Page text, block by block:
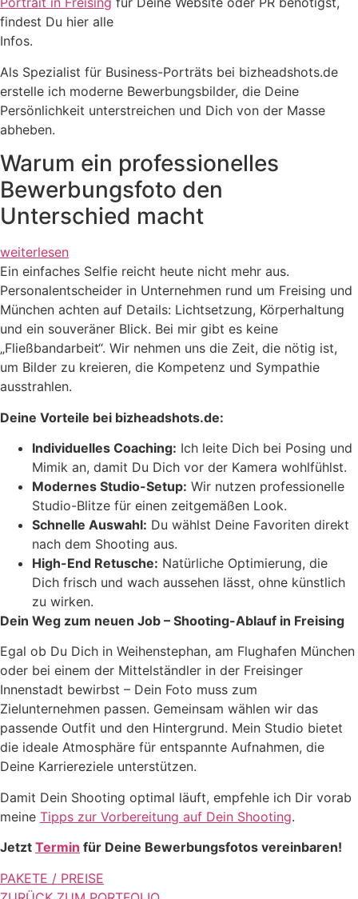
findest Du hier alle
Infos.
Als Spezialist für Business-Porträts bei bizheadshots.de
erstelle ich moderne Bewerbungsbilder, die Deine
Persönlichkeit unterstreichen und Dich von der Masse
abheben.
Warum ein professionelles
Bewerbungsfoto den
Unterschied macht
weiterlesen
Ein einfaches Selfie reicht heute nicht mehr aus.
Personalentscheider in Unternehmen rund um Freising und
München achten auf Details: Lichtsetzung, Körperhaltung
und ein souveräner Blick. Bei mir gibt es keine
„Fließbandarbeit“. Wir nehmen uns die Zeit, die nötig ist,
um Bilder zu kreieren, die Kompetenz und Sympathie
ausstrahlen.
Deine Vorteile bei bizheadshots.de:
Individuelles Coaching: Ich leite Dich bei Posing und
Mimik an, damit Du Dich vor der Kamera wohlfühlst.
Modernes Studio-Setup: Wir nutzen professionelle
Studio-Blitze für einen zeitgemäßen Look.
Schnelle Auswahl: Du wählst Deine Favoriten direkt
nach dem Shooting aus.
High-End Retusche: Natürliche Optimierung, die
Dich frisch und wach aussehen lässt, ohne künstlich
zu wirken.
Dein Weg zum neuen Job – Shooting-Ablauf in Freising
Egal ob Du Dich in Weihenstephan, am Flughafen München
oder bei einem der Mittelständler in der Freisinger
Innenstadt bewirbst – Dein Foto muss zum
Zielunternehmen passen. Gemeinsam wählen wir das
passende Outfit und den Hintergrund. Mein Studio bietet
die ideale Atmosphäre für entspannte Aufnahmen, die
Deine Karriereziele unterstützen.
Damit Dein Shooting optimal läuft, empfehle ich Dir vorab
meine Tipps zur Vorbereitung auf Dein Shooting.
Jetzt Termin für Deine Bewerbungsfotos vereinbaren!
PAKETE / PREISE